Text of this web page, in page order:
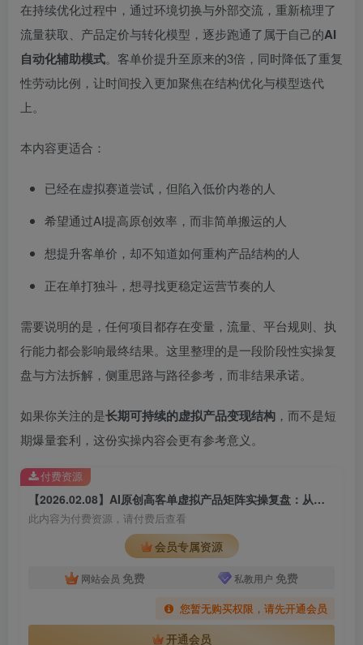
在持续优化过程中，通过环境切换与外部交流，重新梳理了
流量获取、产品定价与转化模型，逐步跑通了属于自己的AI
自动化辅助模式。客单价提升至原来的3倍，同时降低了重复
性劳动比例，让时间投入更加聚焦在结构优化与模型迭代
上。
本内容更适合：
已经在虚拟赛道尝试，但陷入低价内卷的人
希望通过AI提高原创效率，而非简单搬运的人
想提升客单价，却不知道如何重构产品结构的人
正在单打独斗，想寻找更稳定运营节奏的人
需要说明的是，任何项目都存在变量，流量、平台规则、执
行能力都会影响最终结果。这里整理的是一段阶段性实操复
盘与方法拆解，侧重思路与路径参考，而非结果承诺。
如果你关注的是长期可持续的虚拟产品变现结构 ，而不是短
期爆量套利，这份实操内容会更有参考意义。
【2026.02.08】AI原创高客单虚拟产品矩阵实操复盘：从低价内卷到单店高利润打法拆解
此内容为付费资源，请付费后查看
会员专属资源
网站会员 免费 私教用户 免费
您暂无购买权限，请先开通会员
开通会员
付费资源